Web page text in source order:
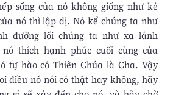
sống của nó không giống như kẻ
nó thì lập dị. Nó kể chúng ta như
đường lối chúng ta như xa lánh
thích hạnh phúc cuối cùng của
tự hào có Thiên Chúa là Cha. Vậy
điều nó nói có thật hay không, hãy